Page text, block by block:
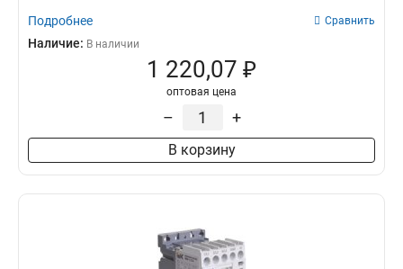
Подробнее Сравнить
Наличие: В наличии
1 220,07 ₽
оптовая цена
– +
В корзину